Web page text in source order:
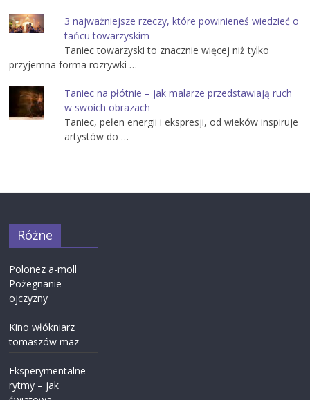
3 najważniejsze rzeczy, które powinieneś wiedzieć o
tańcu towarzyskim
Taniec towarzyski to znacznie więcej niż tylko
przyjemna forma rozrywki …
Taniec na płótnie – jak malarze przedstawiają ruch
w swoich obrazach
Taniec, pełen energii i ekspresji, od wieków inspiruje
artystów do …
Różne
Polonez a-moll
Pożegnanie
ojczyzny
Kino włókniarz
tomaszów maz
Eksperymentalne
rytmy – jak